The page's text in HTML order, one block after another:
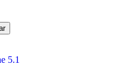
5.1